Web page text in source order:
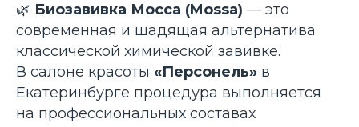
🌿 Биозавивка Мосса (Mossa) — это
современная и щадящая альтернатива
классической химической завивке.
В салоне красоты «Персонель» в
Екатеринбурге процедура выполняется
на профессиональных составах